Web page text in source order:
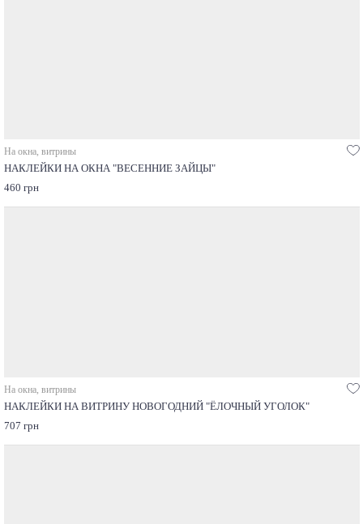
На окна, витрины
НАКЛЕЙКИ НА ОКНА "ВЕСЕННИЕ ЗАЙЦЫ"
460 грн
На окна, витрины
НАКЛЕЙКИ НА ВИТРИНУ НОВОГОДНИЙ "ЁЛОЧНЫЙ УГОЛОК"
707 грн